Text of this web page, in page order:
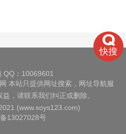
快搜
QQ：10069601
本站只提供网址搜索，网址导航服
，请联系我们纠正或删除。
(www.soys123.com)
13027028号